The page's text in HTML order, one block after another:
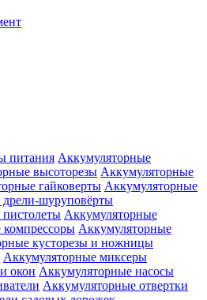
питания Аккумуляторные
высоторезы Аккумуляторные
гайковерты Аккумуляторные
шуруповёрты
Аккумуляторные
Аккумуляторные
кусторезы и ножницы
Аккумуляторные миксеры
окон Аккумуляторные насосы
Аккумуляторные отвертки